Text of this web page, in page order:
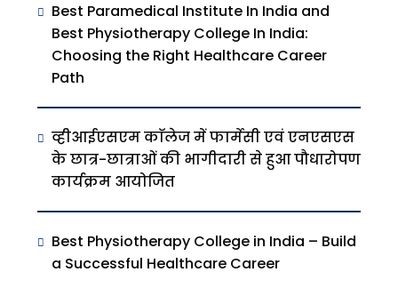
Best Paramedical Institute In India and
Best Physiotherapy College In India:
Choosing the Right Healthcare Career
Path
व्हीआईएसएम काॅलेज में फार्मेसी एवं एनएसएस
के छात्र-छात्राओं की भागीदारी से हुआ पौधारोपण
कार्यक्रम आयोजित
Best Physiotherapy College in India – Build
a Successful Healthcare Career